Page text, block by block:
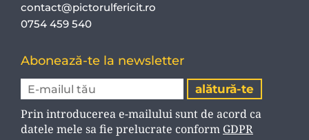
contact@pictorulfericit.ro
0754 459 540
Abonează-te la newsletter
Prin introducerea e-mailului sunt de acord ca
datele mele sa fie prelucrate conform GDPR